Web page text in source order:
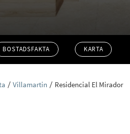
BOSTADSFAKTA KARTA
Villamartin Residencial El Mirador